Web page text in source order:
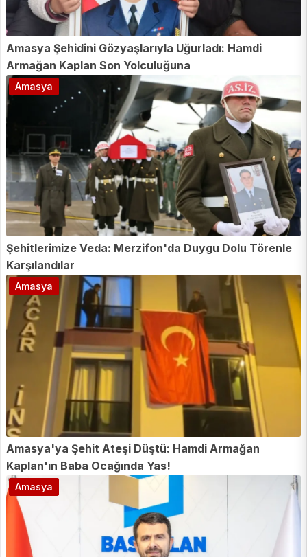
Amasya Şehidini Gözyaşlarıyla Uğurladı: Hamdi
Armağan Kaplan Son Yolculuğuna
Şehitlerimize Veda: Merzifon'da Duygu Dolu Törenle
Karşılandılar
Amasya
Amasya'ya Şehit Ateşi Düştü: Hamdi Armağan
Kaplan'ın Baba Ocağında Yas!
Amasya
Amasya